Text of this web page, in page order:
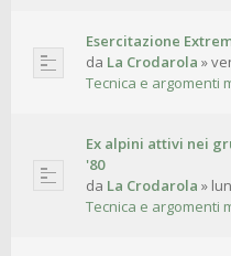
Esercitazione
da La Crodarola »
Tecnica e argomenti
Ex alpini attivi nei
'80
da La Crodarola »
Tecnica e argomenti